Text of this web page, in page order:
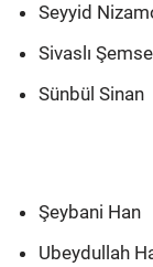
Seyyid
Sivaslı
Sünbül Sinan
Şeybani Han
Ubeydullah